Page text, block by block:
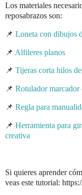
Los materiales
reposabrazos son:
📌 Loneta con dibujos
📌 Alfileres planos
📌 Tijeras corta hilos
📌 Rotulador marcador
📌 Regla para
📌 Herramienta para
creativa
Si quieres aprender
veas este tutorial: